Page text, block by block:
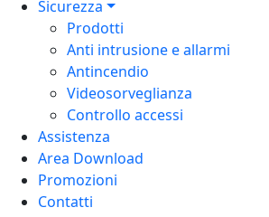
Sicurezza
Prodotti
Anti intrusione e allarmi
Antincendio
Videosorveglianza
Controllo accessi
Assistenza
Area Download
Promozioni
Contatti